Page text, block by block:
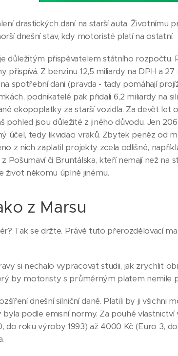
drastických daní na starší auta.
dnešní stav, kdy motoristé platí na ostatní.
důležitým přispěvatelem státního rozpočtu.
přispívá. Z benzinu 12,5 miliardy na DPH a
spotřební dani (pravda - tady pomáhají
podnikatelé pak přidali 6,2 miliardy na
ekopoplatky za starší vozidla. Za devět let
pohled jsou důležité z jiného důvodu. Jen
účel, tedy likvidaci vraků. Zbytek peněz od
z nich zaplatil projekty zcela odlišné,
Pošumaví či Bruntálska, kteří nemají než na
život někomu úplně jinému.
z Marsu
Tak se držte. Právě tuto přerozdělovací
si nechalo vypracovat studii, jak zrychlit
by motoristy s průměrným platem nemile
dnešní silniční daně. Platili by ji všichni
podle emisní normy. Za pouhé
do roku výroby 1993) až 4000 Kč (Euro 3,